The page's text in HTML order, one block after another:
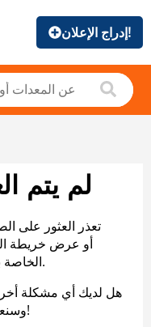
إدراج الإعلان!
لم يتم
تعذر العثور على
الخاصة بنا لمساعدتك في العثور على ما تريد.
هل لديك أي مشكلة
وسنعاود التواصل معك. شكرًا على صبرك!